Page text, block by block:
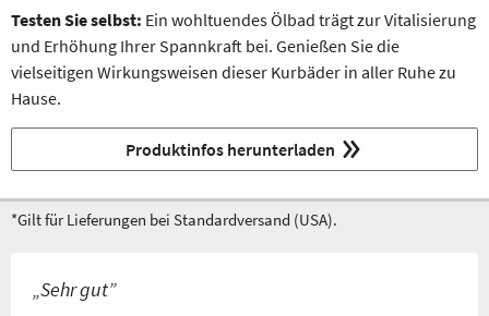
Testen Sie selbst: Ein wohltuendes Ölbad trägt zur Vitalisierung
und Erhöhung Ihrer Spannkraft bei. Genießen Sie die
vielseitigen Wirkungsweisen dieser Kurbäder in aller Ruhe zu
Hause.
Produktinfos herunterladen
*Gilt für Lieferungen bei Standardversand (USA).
„Sehr gut”